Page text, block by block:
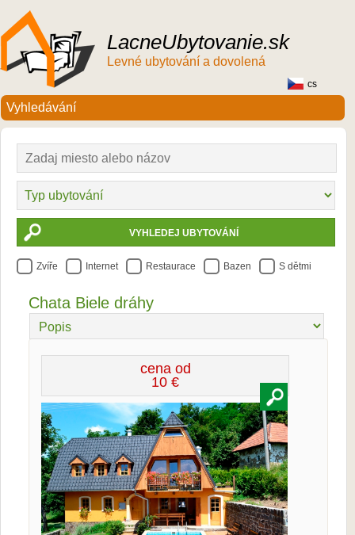
LacneUbytovanie.sk
Levné ubytování a dovolená
cs
Zvíře Internet Restaurace Bazen S dětmi
Chata Biele dráhy
cena od
10 €